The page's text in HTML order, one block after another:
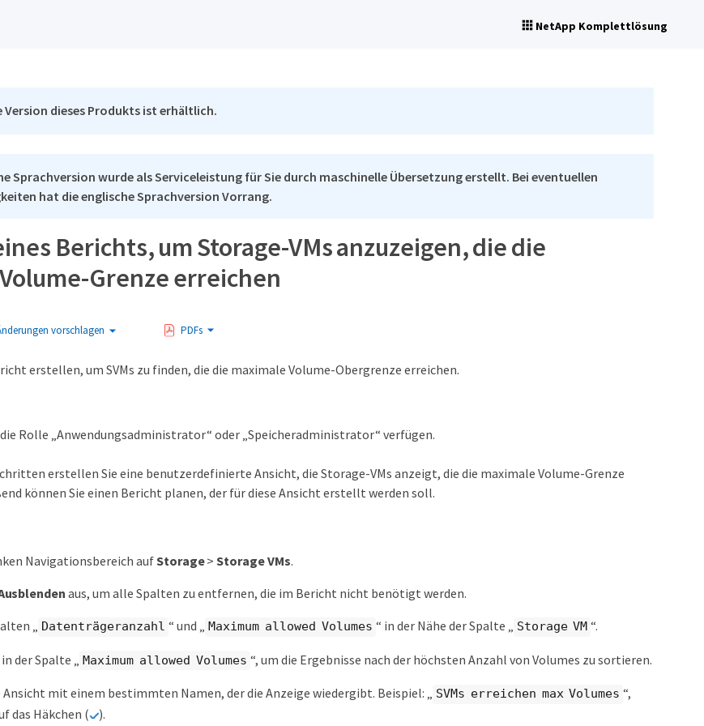
NetApp Komplettlösung
Version dieses Produkts ist erhältlich.
Sprachversion wurde als Serviceleistung für Sie durch maschinelle Übersetzung erstellt. Bei eventuellen
hat die englische Sprachversion Vorrang.
Berichts, um Storage-VMs anzuzeigen, die die
Grenze erreichen
vorschlagen PDFs
erstellen, um SVMs zu finden, die die maximale Volume-Obergrenze erreichen.
Rolle „Anwendungsadministrator“ oder „Speicheradministrator“ verfügen.
erstellen Sie eine benutzerdefinierte Ansicht, die Storage-VMs anzeigt, die die maximale Volume-Grenze
können Sie einen Bericht planen, der für diese Ansicht erstellt werden soll.
Navigationsbereich aufStorage>Storage VMs.
aus, um alle Spalten zu entfernen, die im Bericht nicht benötigt werden.
„ Datenträgeranzahl “ und „ Maximum allowed Volumes “ in der Nähe der Spalte „ Storage VM “.
der Spalte „ Maximum allowed Volumes “, um die Ergebnisse nach der höchsten Anzahl von Volumes zu sortieren.
Ansicht mit einem bestimmten Namen, der die Anzeige wiedergibt. Beispiel: „ SVMs erreichen max Volumes “,
das Häkchen (
).